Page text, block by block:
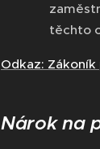
těchto
Odkaz:
Nárok na